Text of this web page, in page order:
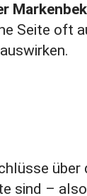
Seite oft
sind –